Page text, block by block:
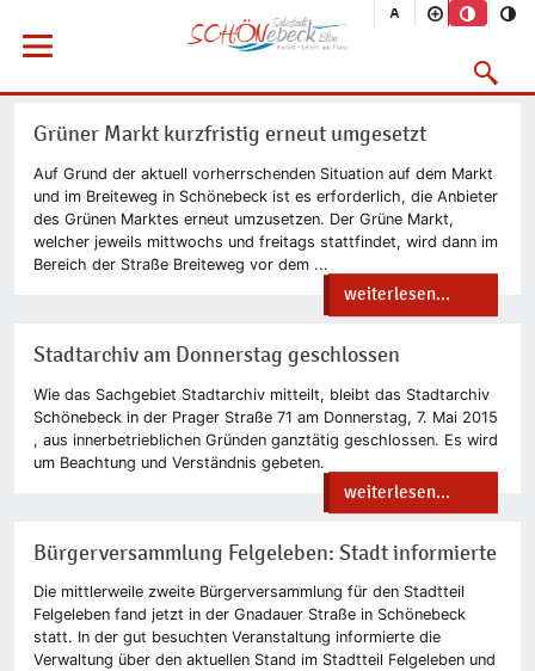
Menü öffnen
Sie befinden sich hier Startseite
Rathaus
Aktuelles 2015
Grüner Markt kurzfristig erneut umgesetzt
Auf Grund der aktuell vorherrschenden Situation auf dem Markt
und im Breiteweg in Schönebeck ist es erforderlich, die Anbieter
des Grünen Marktes erneut umzusetzen. Der Grüne Markt,
welcher jeweils mittwochs und freitags stattfindet, wird dann im
Bereich der Straße Breiteweg vor dem ...
weiterlesen...
Stadtarchiv am Donnerstag geschlossen
Wie das Sachgebiet Stadtarchiv mitteilt, bleibt das Stadtarchiv
Schönebeck in der Prager Straße 71 am Donnerstag, 7. Mai 2015
, aus innerbetrieblichen Gründen ganztätig geschlossen. Es wird
um Beachtung und Verständnis gebeten.
weiterlesen...
Bürgerversammlung Felgeleben: Stadt informierte
Die mittlerweile zweite Bürgerversammlung für den Stadtteil
Felgeleben fand jetzt in der Gnadauer Straße in Schönebeck
statt. In der gut besuchten Veranstaltung informierte die
Verwaltung über den aktuellen Stand im Stadtteil Felgeleben und